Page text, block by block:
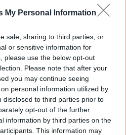
My Personal Information
sale, sharing to third parties, or
or sensitive information for
please use the below opt-out
Please note that after your
you may continue seeing
personal information utilized by
disclosed to third parties prior to
opt-out of the further
information by third parties on the
This information may
Dolgozik, az alap
és a politikai
média által sugallt
a mutatott irányba.AZ
ÚTBAN VAN!Túl önálló,
Mindannak ellenére, hogy
megtette már a hatását.
BEVÉGZETT!